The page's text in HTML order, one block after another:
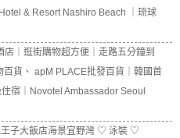
& Resort Nashiro Beach ｜琉球
店｜逛街購物超方便｜走路五分鐘到
貨、 apM PLACE批發百貨｜韓國首
宿｜Novotel Ambassador Seoul
王子大飯店海景宜野灣 ♡ 泳裝 ♡